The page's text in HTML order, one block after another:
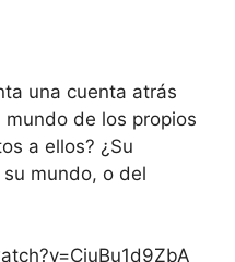
una cuenta atrás
de los propios
a ellos? ¿Su
mundo, o del